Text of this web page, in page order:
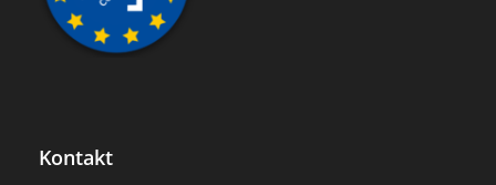
Kontakt